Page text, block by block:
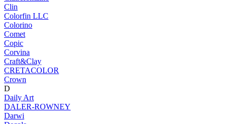
Clin
Colorfin LLC
Colorino
Comet
Copic
Corvina
Craft&Clay
CRETACOLOR
Crown
D
Daily Art
DALER-ROWNEY
Darwi